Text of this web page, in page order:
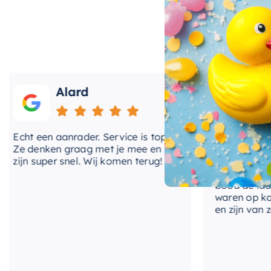
Flexibele Plaatsing en Unieke
ontwerp van dit bad zorgt voor
van uw badkamer. Of u nu een ruime master
gastenbadkamer, dit bad past perfect. De unieke
element toe aan uw badkamer, en onderscheidt het
hetMondiaz vrijstaande bad en transformeer uw
Alard
een aanrader. Service is top!
denken graag met je mee en
super snel. Wij komen terug!
Roos
Onlangs heb ik
kranen van
BadenVloer. Ik
prijzen
bood de laagste
waren op korte
en zijn van zeer